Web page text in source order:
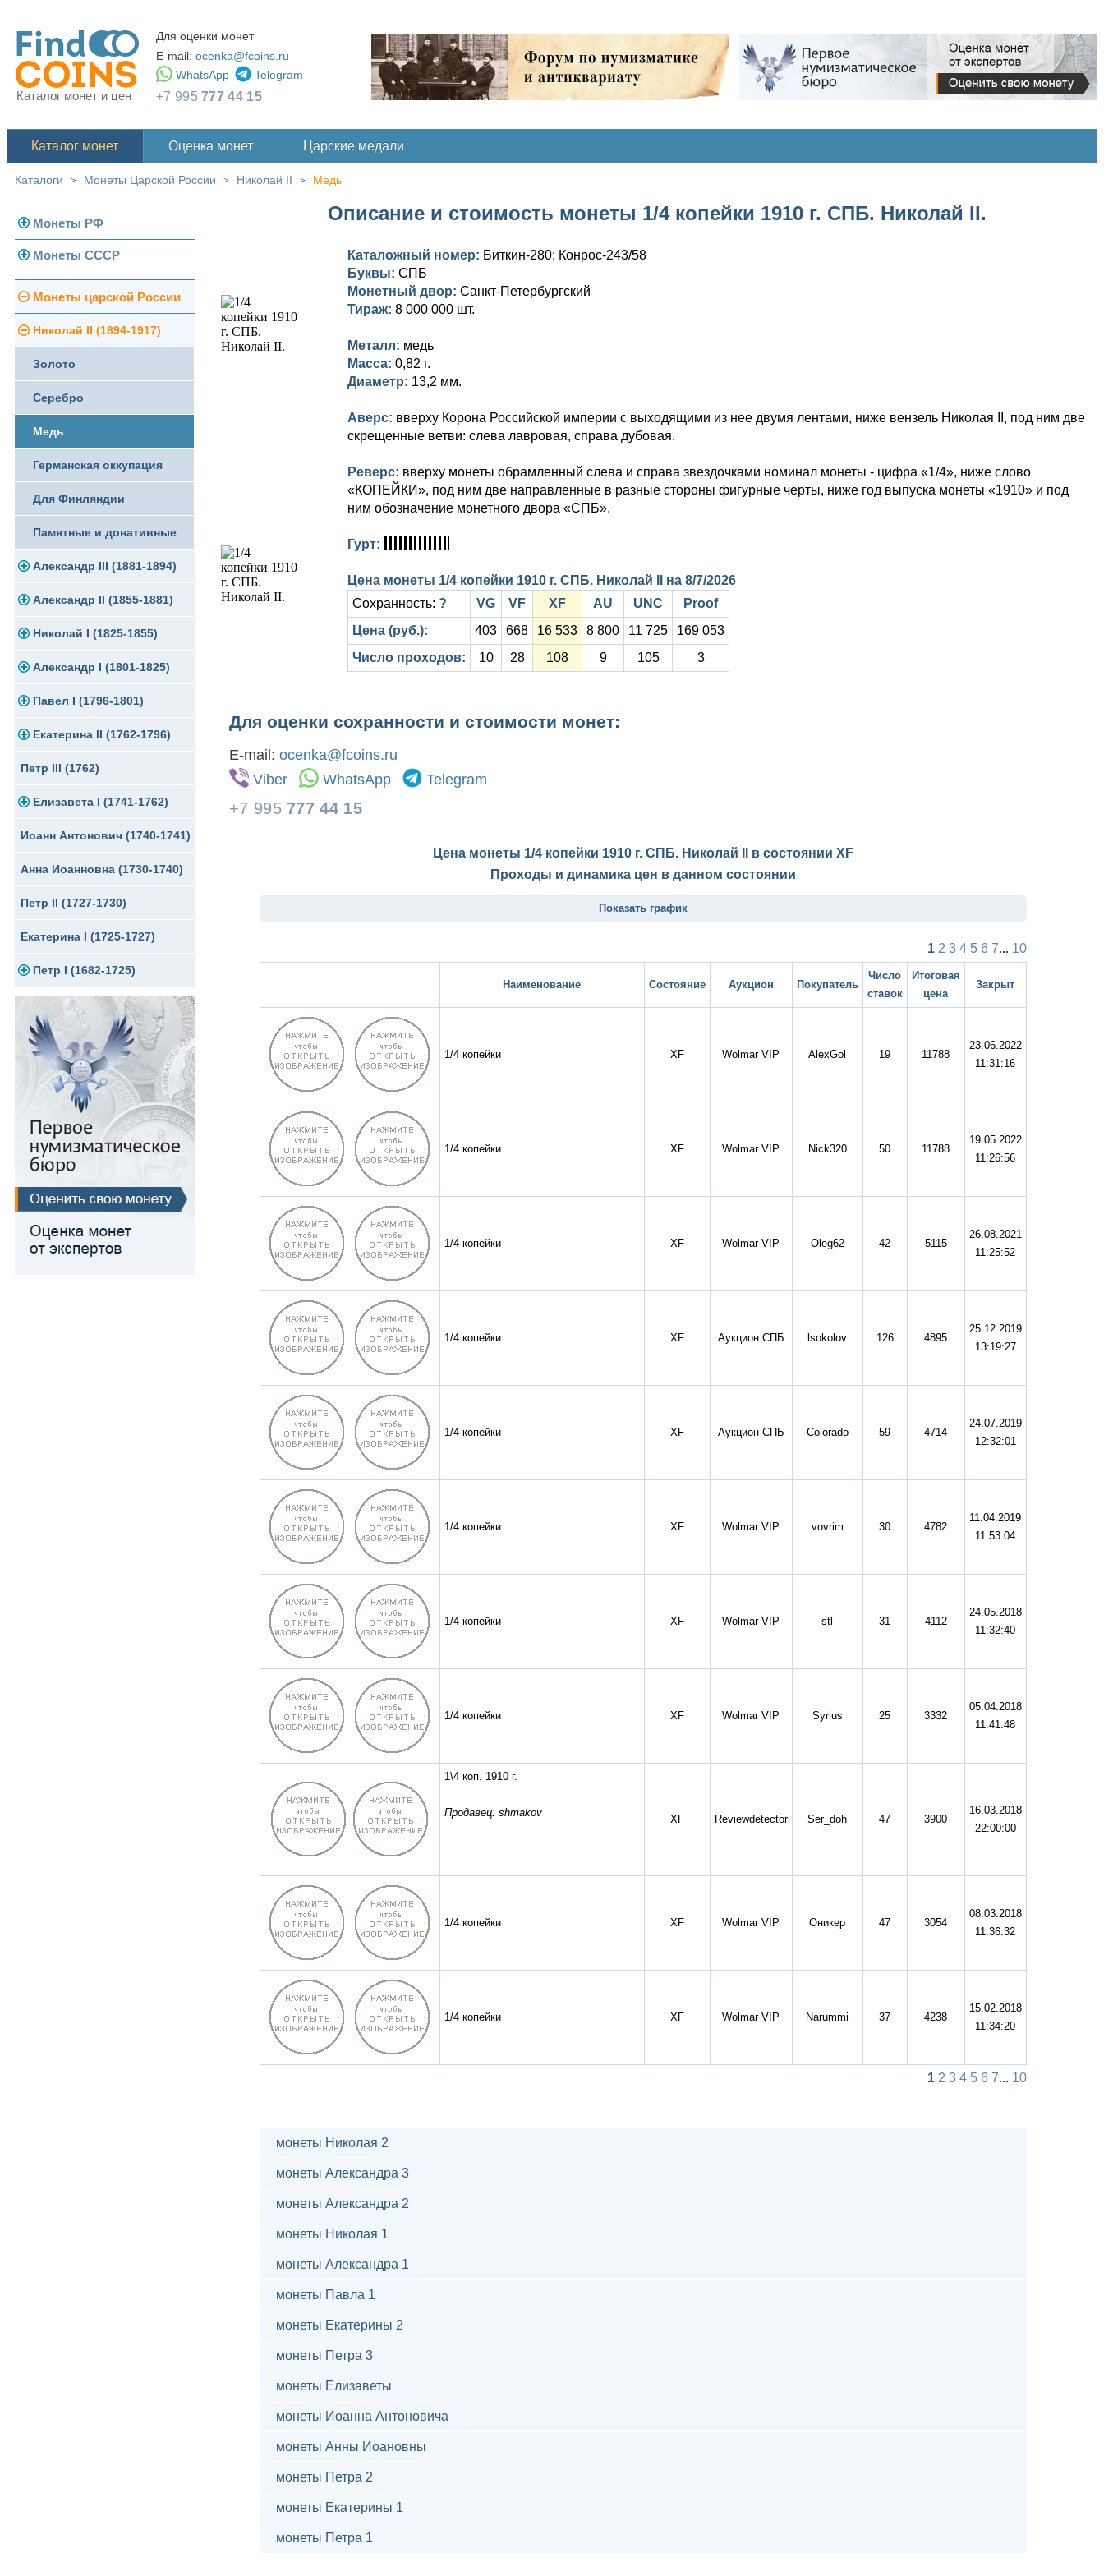
Каталог монет и цен
Для оценки монет
E-mail: ocenka@fcoins.ru
WhatsApp
Telegram
+7 995777 44 15
Каталог монет Оценка монет Царские медали
Каталоги > Монеты Царской России > Николай II > Медь
Монеты РФ
Современная Россия
Монеты 1991-1993 гг.
Памятные и юбилейные
Монеты СССР
Погодовка СССР
Монеты 1958 года
Золотые червонцы
Памятные и юбилейные
Монеты царской России
Николай II (1894-1917)
Золото
Серебро
Медь
Германская оккупация
Для Финляндии
Памятные и донативные
Александр III (1881-1894)
Золото
Серебро
Медь
Для Финляндии
Памятные и донативные
Александр II (1855-1881)
Золото
Серебро
Медь
Для Финляндии
Памятные и донативные
Николай I (1825-1855)
Платина, золото
Серебро
Медь
Для Грузии
Русско-Польские
Для Польши
Памятные и донативные
Александр I (1801-1825)
Золото
Серебро
Медь
Для Грузии
Для Польши
Павел I (1796-1801)
Золото
Серебро
Медь
Екатерина II (1762-1796)
Золото
Серебро
Медь
Сибирские монеты
Для Молдавии и Валахии
Таврические монеты
Петр III (1762)
Елизавета I (1741-1762)
Золото
Серебро
Медь
Для Пруссии
Ливонезы
Альбертусталер
Иоанн Антонович (1740-1741)
Анна Иоанновна (1730-1740)
Петр II (1727-1730)
Екатерина I (1725-1727)
Петр I (1682-1725)
Золото
Серебро
Медь
Для Речи Посполитой
Описание и стоимость монеты 1/4 копейки 1910 г. СПБ. Николай II.
Каталожный номер: Биткин-280; Конрос-243/58
Буквы: СПБ
Монетный двор: Санкт-Петербургский
Тираж: 8 000 000 шт.
Металл: медь
Масса: 0,82 г.
Диаметр: 13,2 мм.
Аверс: вверху Корона Российской империи с выходящими из нее двумя лентами, ниже вензель Николая II, под ним две
скрещенные ветви: слева лавровая, справа дубовая.
Реверс: вверху монеты обрамленный слева и справа звездочками номинал монеты - цифра «1/4», ниже слово
«КОПЕЙКИ», под ним две направленные в разные стороны фигурные черты, ниже год выпуска монеты «1910» и под
ним обозначение монетного двора «СПБ».
Гурт:
Цена монеты 1/4 копейки 1910 г. СПБ. Николай II на 8/7/2026
Сохранность: ? VG VF XF AU UNC
Proof
Цена (руб.):
403 668 16 533 8 800 11 725
169 053
Число проходов:
10 28 108 9 105 3
Для оценки сохранности и стоимости монет:
E-mail: ocenka@fcoins.ru
Viber
WhatsApp Telegram
+7 995 777 44 15
Цена монеты 1/4 копейки 1910 г. СПБ. Николай II в состоянии XF
Проходы и динамика цен в данном состоянии
Показать график
1 2 3 4 5 6 7... 10
Наименование Состояние Аукцион Покупатель
Число
ставок
Итоговая
цена
Закрыт
1/4 копейки XF Wolmar VIP AlexGol 19 11788
23.06.2022
11:31:16
1/4 копейки XF Wolmar VIP Nick320 50 11788
19.05.2022
11:26:56
1/4 копейки XF Wolmar VIP Oleg62 42 5115
26.08.2021
11:25:52
1/4 копейки XF Аукцион СПБ lsokolov 126 4895
25.12.2019
13:19:27
1/4 копейки XF Аукцион СПБ Сolorado 59 4714
24.07.2019
12:32:01
1/4 копейки XF Wolmar VIP vovrim 30 4782
11.04.2019
11:53:04
1/4 копейки XF Wolmar VIP stl 31 4112
24.05.2018
11:32:40
1/4 копейки XF Wolmar VIP Syrius 25 3332
05.04.2018
11:41:48
1\4 коп. 1910 г.
Продавец: shmakov
XF Reviewdetector Ser_doh 47 3900
16.03.2018
22:00:00
1/4 копейки XF Wolmar VIP Оникер 47 3054
08.03.2018
11:36:32
1/4 копейки XF Wolmar VIP Narummi 37 4238
15.02.2018
11:34:20
1 2 3 4 5 6 7... 10
монеты Николая 2
монеты Александра 3
монеты Александра 2
монеты Николая 1
монеты Александра 1
монеты Павла 1
монеты Екатерины 2
монеты Петра 3
монеты Елизаветы
монеты Иоанна Антоновича
монеты Анны Иоановны
монеты Петра 2
монеты Екатерины 1
монеты Петра 1